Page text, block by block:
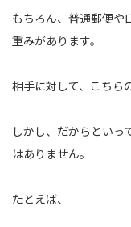
もちろん、普通郵便や
重みがあります。
相手に対して、こちら
しかし、だからといっ
はありません。
たとえば、